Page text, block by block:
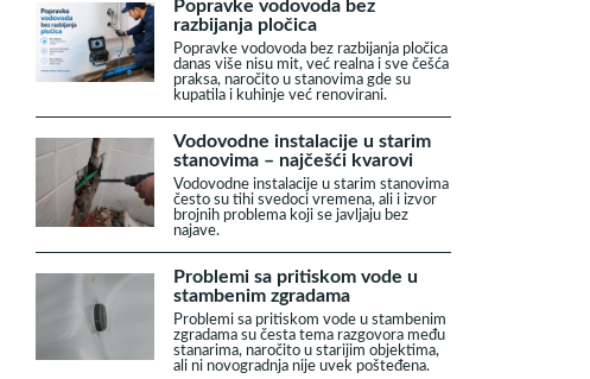
Popravke vodovoda bez
razbijanja pločica
Popravke vodovoda bez razbijanja pločica
danas više nisu mit, već realna i sve češća
praksa, naročito u stanovima gde su
kupatila i kuhinje već renovirani.
Vodovodne instalacije u starim
stanovima – najčešći kvarovi
Vodovodne instalacije u starim stanovima
često su tihi svedoci vremena, ali i izvor
brojnih problema koji se javljaju bez
najave.
Problemi sa pritiskom vode u
stambenim zgradama
Problemi sa pritiskom vode u stambenim
zgradama su česta tema razgovora među
stanarima, naročito u starijim objektima,
ali ni novogradnja nije uvek pošteđena.